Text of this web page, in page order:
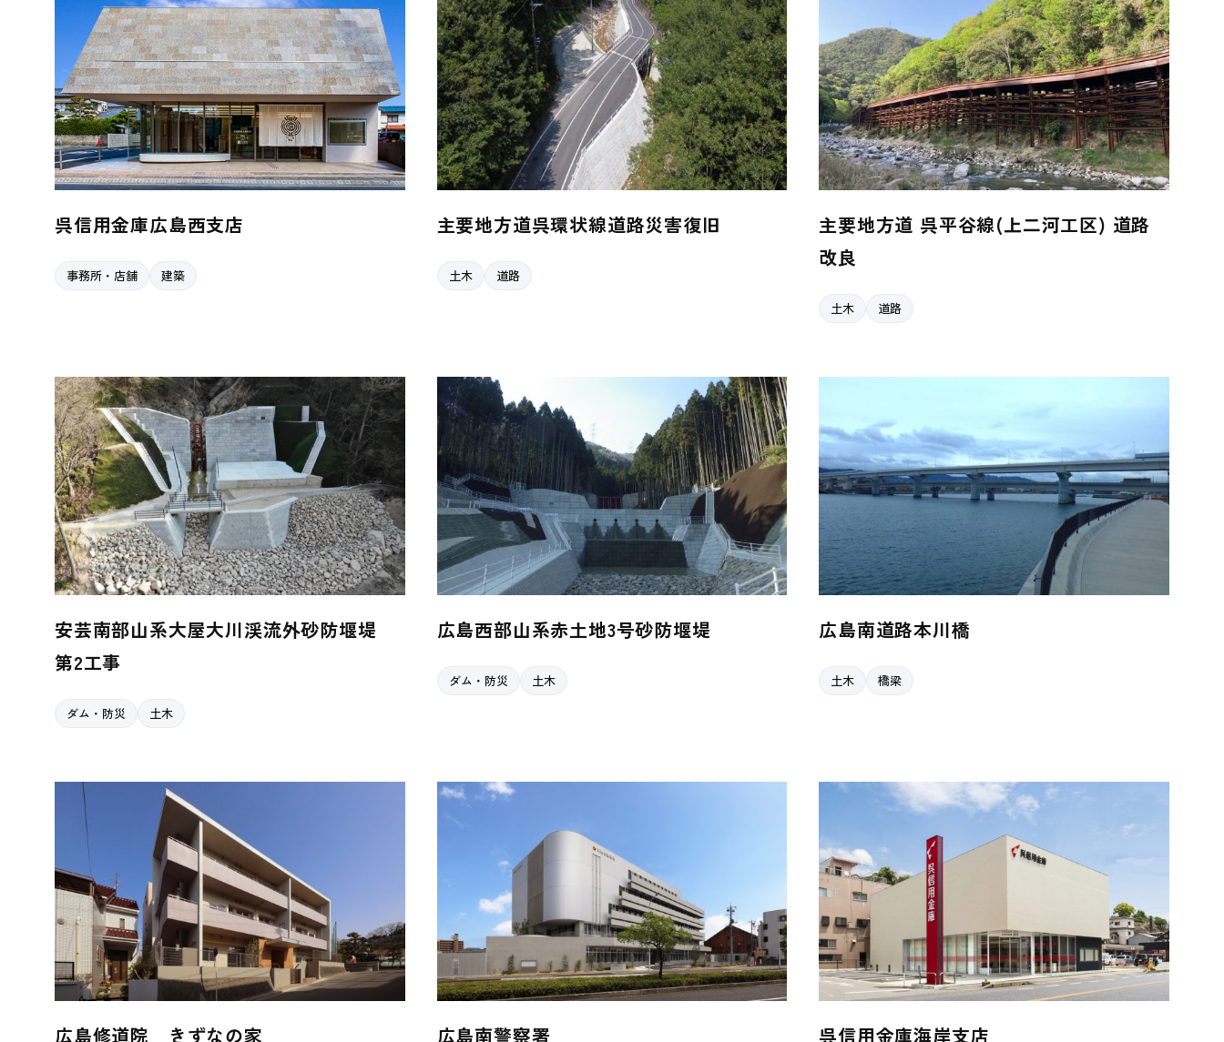
呉信用金庫広島西支店
事務所・店舗 建築
主要地方道呉環状線道路災害復旧
土木 道路
主要地方道 呉平谷線(上二河工区) 道路
改良
土木 道路
安芸南部山系大屋大川渓流外砂防堰堤
第2工事
ダム・防災 土木
広島西部山系赤土地3号砂防堰堤
ダム・防災 土木
広島南道路本川橋
土木 橋梁
広島修道院 きずなの家 広島南警察署 呉信用金庫海岸支店